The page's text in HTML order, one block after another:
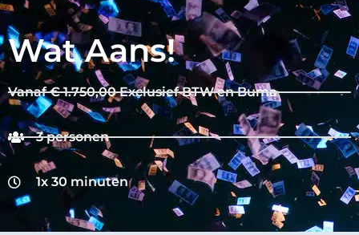
Wat Aans!
Vanaf € 1.750,00 Exclusief BTW en Buma
3 personen
1x 30 minuten